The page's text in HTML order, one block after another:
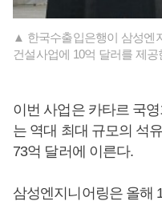
▲ 한국수출입은행이 삼성엔
건설사업에 10억 달러를 제
이번 사업은 카타르 국
는 역대 최대 규모의 석
73억 달러에 이른다.
삼성엔지니어링은 올해